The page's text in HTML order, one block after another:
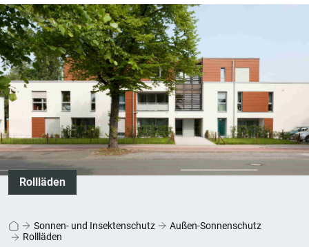
Rollläden
Sonnen- und Insektenschutz
Außen-Sonnenschutz
Rollläden